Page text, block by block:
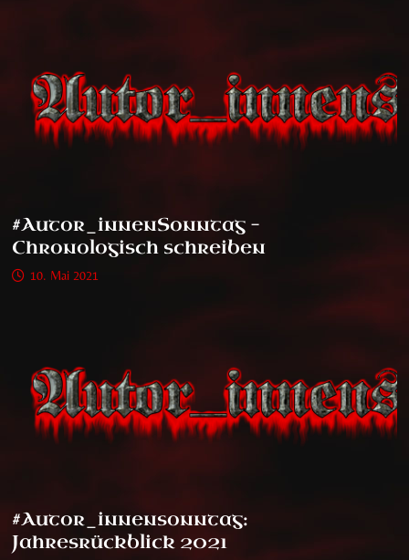
#Autor_innenSonntag –
Chronologisch schreiben
10. Mai 2021
#Autor_innensonntag:
Jahresrückblick 2021